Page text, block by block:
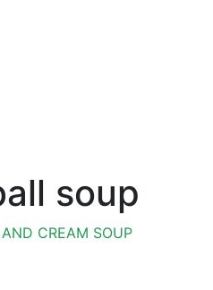
soup
CREAM SOUP